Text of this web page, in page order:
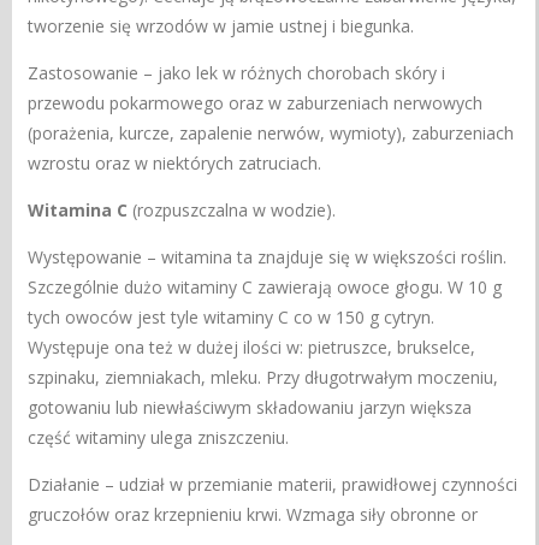
tworzenie się wrzodów w jamie ustnej i biegunka.
Zastosowanie – jako lek w różnych chorobach skóry i
przewodu pokarmowego oraz w zaburzeniach nerwowych
(porażenia, kurcze, zapalenie nerwów, wymioty), zaburzeniach
wzrostu oraz w niektórych zatruciach.
Witamina C (rozpuszczalna w wodzie).
Występowanie – witamina ta znajduje się w większości roślin.
Szczególnie dużo witaminy C zawierają owoce głogu. W 10 g
tych owoców jest tyle witaminy C co w 150 g cytryn.
Występuje ona też w dużej ilości w: pietruszce, brukselce,
szpinaku, ziemniakach, mleku. Przy długotrwałym moczeniu,
gotowaniu lub niewłaściwym składowaniu jarzyn większa
część witaminy ulega zniszczeniu.
Działanie – udział w przemianie materii, prawidłowej czynności
gruczołów oraz krzepnieniu krwi. Wzmaga siły obronne or